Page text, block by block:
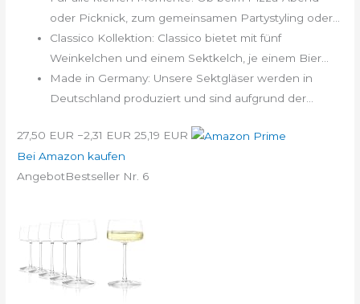
oder Picknick, zum gemeinsamen Partystyling oder...
Classico Kollektion: Classico bietet mit fünf
Weinkelchen und einem Sektkelch, je einem Bier...
Made in Germany: Unsere Sektgläser werden in
Deutschland produziert und sind aufgrund der...
27,50 EUR −2,31 EUR 25,19 EUR
Bei Amazon kaufen
AngebotBestseller Nr. 6